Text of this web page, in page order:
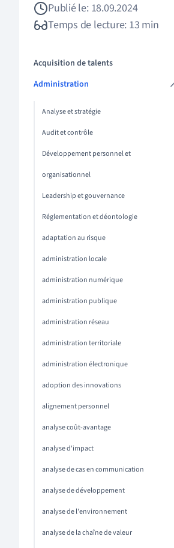
Publié le: 18.09.2024
Temps de lecture: 13 min
Acquisition de talents
Administration
Analyse et stratégie
Audit et contrôle
Développement personnel et
organisationnel
Leadership et gouvernance
Réglementation et déontologie
adaptation au risque
administration locale
administration numérique
administration publique
administration réseau
administration territoriale
administration électronique
adoption des innovations
alignement personnel
analyse coût-avantage
analyse d'impact
analyse de cas en communication
analyse de développement
analyse de l'environnement
analyse de la chaîne de valeur